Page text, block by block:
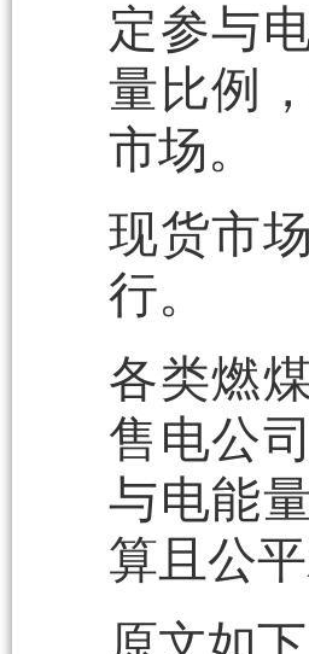
定参与
量比例
市场。
现货市
行。
各类燃
售电公
与电能
算且公